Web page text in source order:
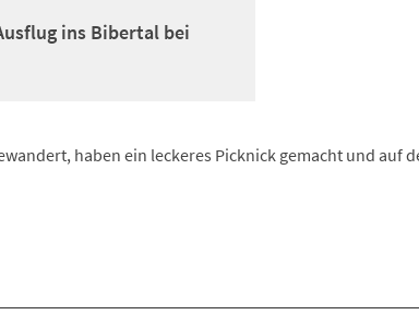
ins Bibertal bei
haben ein leckeres Picknick gemacht und auf